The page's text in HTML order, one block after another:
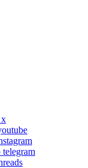
x
telegram